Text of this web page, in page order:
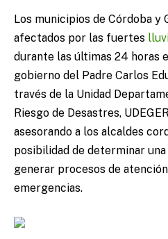
Los municipios de Córdoba y
afectados por las fuertes
durante las últimas 24 horas
gobierno del Padre Carlos
través de la Unidad
Riesgo de Desastres,
asesorando a los alcaldes
posibilidad de determinar
generar procesos de
emergencias.